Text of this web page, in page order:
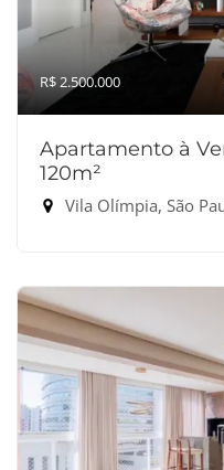
R$ 2.500.000
Apartamento à
120m²
Vila Olímpia, São